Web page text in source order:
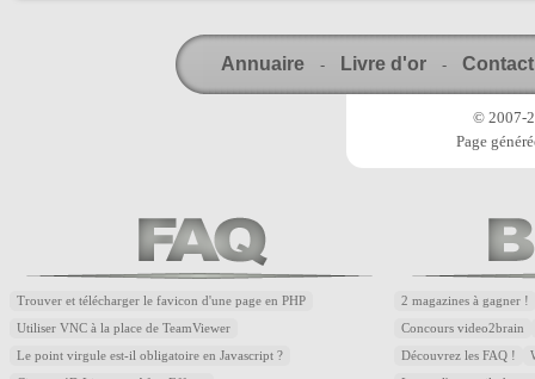
Annuaire - Livre d'or - Contact
© 2007-
Page
Trouver et télécharger le favicon d'une page en PHP
Utiliser VNC à la place de TeamViewer
Le point virgule est-il obligatoire en Javascript ?
2 magazines à gagner !
Concours video2brain
Découvrez les FAQ !